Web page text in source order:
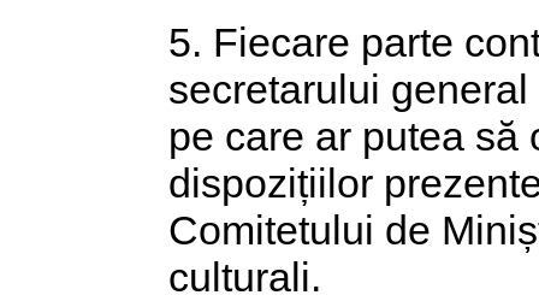
5. Fiecare parte
secretarului
pe care ar putea să
dispozițiilor
Comitetului de
culturali.